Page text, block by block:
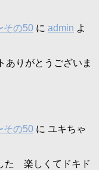
その50 に admin よ
ありがとうございま
その50 に ユキちゃ
た 楽しくてドキド